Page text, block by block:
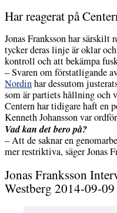
Har reagerat på
Jonas Franksson har särskilt
tycker deras linje är oklar
kontroll och att bekämpa
– Svaren om förstatligande
Nordinhar dessutom
som är partiets hållning och
Centern har tidigare haft en
Kenneth Johansson var
Vad kan det bero på?
– Att de saknar en
mer restriktiva, säger Jonas
Jonas Franksson
Westberg 2014-09-09